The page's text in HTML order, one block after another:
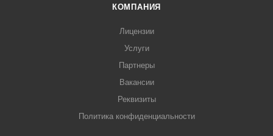
КОМПАНИЯ
Лицензии
Услуги
Партнеры
Вакансии
Реквизиты
Политика конфиденциальности